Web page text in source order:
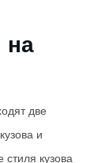
на
две
и
кузова